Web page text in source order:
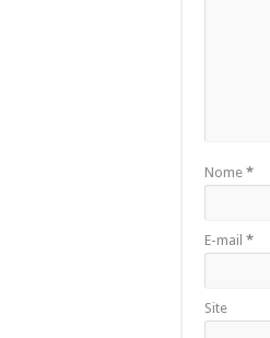
Nome *
E-mail *
Site